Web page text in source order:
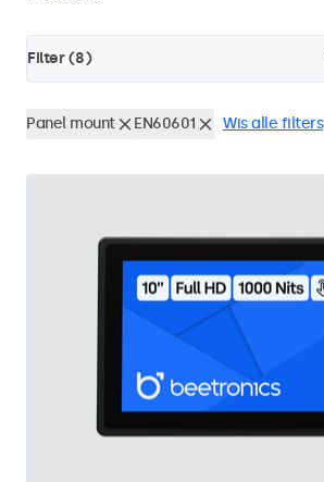
Filter (8)
Panel mount EN60601 Wis alle filters